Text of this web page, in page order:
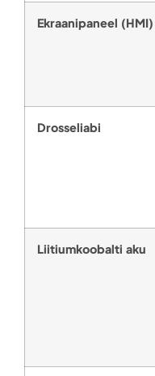
Ekraanipaneel (HMI)
Drosseliabi
Liitiumkoobalti aku